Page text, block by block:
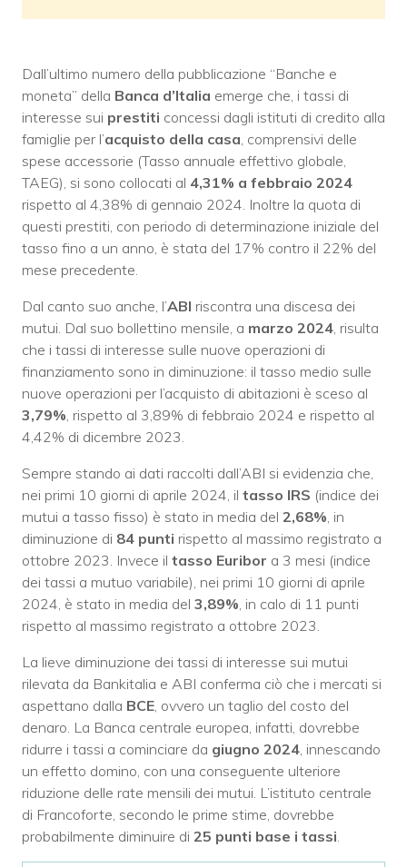
Dall’ultimo numero della pubblicazione “Banche e
moneta” della Banca d’Italia emerge che, i tassi di
interesse sui prestiti concessi dagli istituti di credito alla
famiglie per l’acquisto della casa , comprensivi delle
spese accessorie (Tasso annuale effettivo globale,
TAEG), si sono collocati al 4,31% a febbraio 2024
rispetto al 4,38% di gennaio 2024. Inoltre la quota di
questi prestiti, con periodo di determinazione iniziale del
tasso fino a un anno, è stata del 17% contro il 22% del
mese precedente.
Dal canto suo anche, l’ABI riscontra una discesa dei
mutui. Dal suo bollettino mensile, a marzo 2024 , risulta
che i tassi di interesse sulle nuove operazioni di
finanziamento sono in diminuzione: il tasso medio sulle
nuove operazioni per l’acquisto di abitazioni è sceso al
3,79% , rispetto al 3,89% di febbraio 2024 e rispetto al
4,42% di dicembre 2023.
Sempre stando ai dati raccolti dall’ABI si evidenzia che,
nei primi 10 giorni di aprile 2024, il tasso IRS (indice dei
mutui a tasso fisso) è stato in media del 2,68% , in
diminuzione di 84 punti rispetto al massimo registrato a
ottobre 2023. Invece il tasso Euribor a 3 mesi (indice
dei tassi a mutuo variabile), nei primi 10 giorni di aprile
2024, è stato in media del 3,89% , in calo di 11 punti
rispetto al massimo registrato a ottobre 2023.
La lieve diminuzione dei tassi di interesse sui mutui
rilevata da Bankitalia e ABI conferma ciò che i mercati si
aspettano dalla BCE , ovvero un taglio del costo del
denaro. La Banca centrale europea, infatti, dovrebbe
ridurre i tassi a cominciare da giugno 2024 , innescando
un effetto domino, con una conseguente ulteriore
riduzione delle rate mensili dei mutui. L’istituto centrale
di Francoforte, secondo le prime stime, dovrebbe
probabilmente diminuire di 25 punti base i tassi